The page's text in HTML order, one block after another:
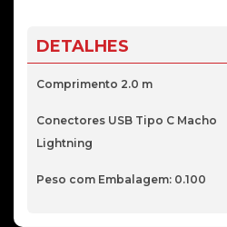
USB
C
M
DETALHES
Comprimento 2.0 m
Conectores USB Tipo C Macho
Lightning
Peso com Embalagem: 0.100